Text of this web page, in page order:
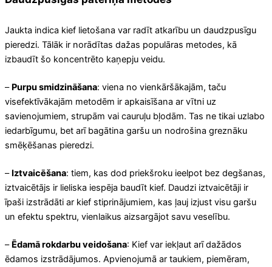
Jaukta indica kief lietošana var radīt atkarību un daudzpusīgu
pieredzi. Tālāk ir norādītas dažas populāras metodes, kā
izbaudīt šo koncentrēto kaņepju veidu.
– Purpu smidzināšana: viena no vienkāršākajām, taču
visefektīvākajām metodēm ir apkaisīšana ar vītni uz
savienojumiem, strupām vai cauruļu bļodām. Tas ne tikai uzlabo
iedarbīgumu, bet arī bagātina garšu un nodrošina greznāku
smēķēšanas pieredzi.
– Iztvaicēšana: tiem, kas dod priekšroku ieelpot bez degšanas,
iztvaicētājs ir lieliska iespēja baudīt kief. Daudzi iztvaicētāji ir
īpaši izstrādāti ar kief stiprinājumiem, kas ļauj izjust visu garšu
un efektu spektru, vienlaikus aizsargājot savu veselību.
– Ēdamā rokdarbu veidošana: Kief var iekļaut arī dažādos
ēdamos izstrādājumos. Apvienojumā ar taukiem, piemēram,